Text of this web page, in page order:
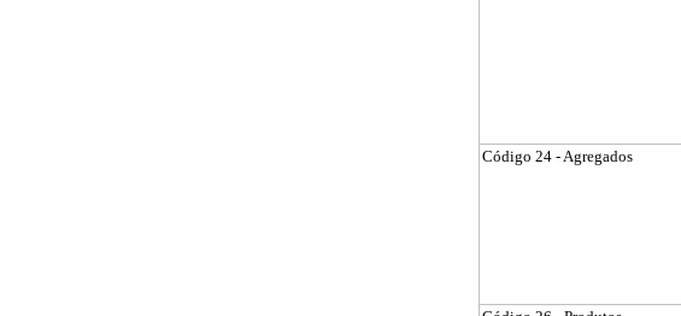
Código 24 - Agregados